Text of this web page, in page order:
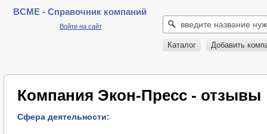
BCME - Справочник компаний
Войти на сайт
Каталог Добавить
Компания Экон-Пресс - отзывы
Сфера деятельности: